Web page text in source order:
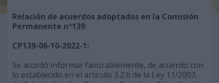
Relación de acuerdos adoptados en la Comisión
Permanente nº139
CP139-06-10-2022-1:
Se acordó informar favorablemente, de acuerdo con
lo establecido en el artículo 3.2.b de la Ley 11/2003,